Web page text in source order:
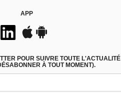
APP
POUR SUIVRE TOUTE
À TOUT MOMENT).